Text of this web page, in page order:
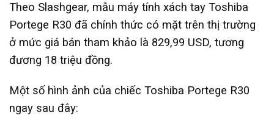
Theo Slashgear, mẫu máy tính xách tay Toshiba
Portege R30 đã chính thức có mặt trên thị trường
ở mức giá bán tham khảo là 829,99 USD, tương
đương 18 triệu đồng.
Một số hình ảnh của chiếc Toshiba Portege R30
ngay sau đây: